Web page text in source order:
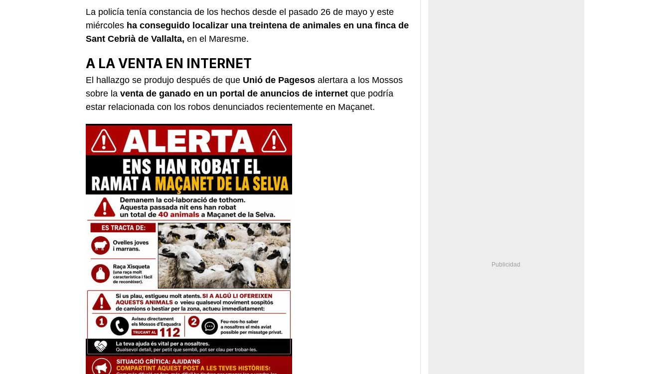
La policía tenía constancia de los hechos desde el pasado 26 de mayo y este
miércoles ha conseguido localizar una treintena de animales en una finca de
Sant Cebrià de Vallalta, en el Maresme.
A LA VENTA EN INTERNET
El hallazgo se produjo después de que Unió de Pagesos alertara a los Mossos
sobre la venta de ganado en un portal de anuncios de internet que podría
estar relacionada con los robos denunciados recientemente en Maçanet.